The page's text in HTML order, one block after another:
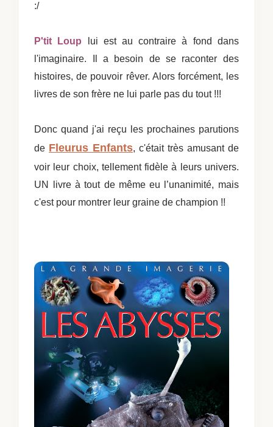
:/
P'tit Loup lui est au contraire à fond dans
l'imaginaire. Il a besoin de se raconter des
histoires, de pouvoir rêver. Alors forcément, les
livres de son frère ne lui parle pas du tout !!!
Donc quand j'ai reçu les prochaines parutions
de Fleurus Enfants, c'était très amusant de
voir leur choix, tellement fidèle à leurs univers.
UN livre à tout de même eu l’unanimité, mais
c'est pour montrer leur graine de champion !!